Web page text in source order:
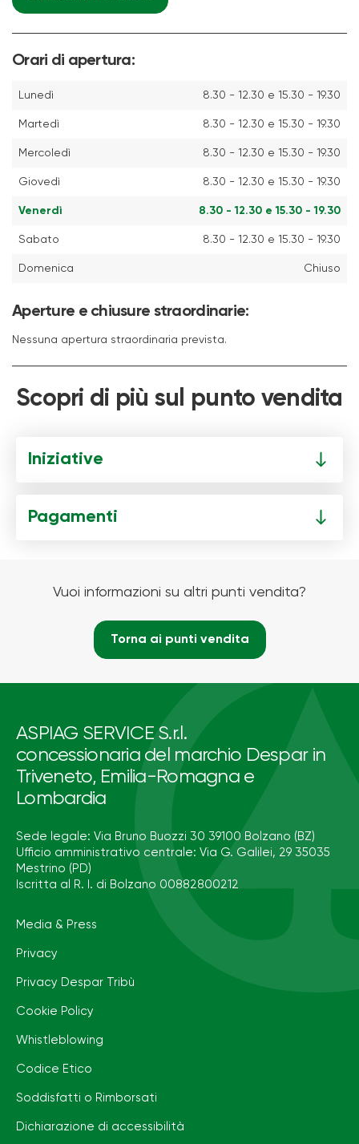
Orari di apertura:
Lunedì 8.30 - 12.30 e 15.30 - 19.30
Martedì 8.30 - 12.30 e 15.30 - 19.30
Mercoledì 8.30 - 12.30 e 15.30 - 19.30
Giovedì 8.30 - 12.30 e 15.30 - 19.30
Venerdì 8.30 - 12.30 e 15.30 - 19.30
Sabato 8.30 - 12.30 e 15.30 - 19.30
Domenica Chiuso
Aperture e chiusure straordinarie:
Nessuna apertura straordinaria prevista.
Scopri di più sul punto vendita
Iniziative
Pagamenti
Vuoi informazioni su altri punti vendita?
Torna ai punti vendita
ASPIAG SERVICE S.r.l.
concessionaria del marchio Despar in
Triveneto, Emilia-Romagna e
Lombardia
Sede legale: Via Bruno Buozzi 30 39100 Bolzano (BZ)
Ufficio amministrativo centrale: Via G. Galilei, 29 35035
Mestrino (PD)
Iscritta al R. I. di Bolzano 00882800212
Media & Press
Privacy
Privacy Despar Tribù
Cookie Policy
Whistleblowing
Codice Etico
Soddisfatti o Rimborsati
Dichiarazione di accessibilità